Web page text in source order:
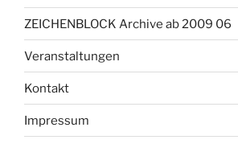
ZEICHENBLOCK Archive ab 2009 06
Veranstaltungen
Kontakt
Impressum